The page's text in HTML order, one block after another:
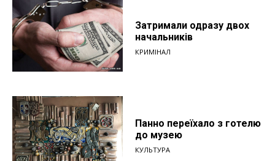
Затримали одразу двох
начальників
КРИМІНАЛ
Панно переїхало з готелю
до музею
КУЛЬТУРА